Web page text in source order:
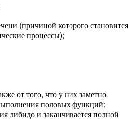
(причиной которого становится
процессы);
от того, что у них заметно
половых функций:
либидо и заканчивается полной